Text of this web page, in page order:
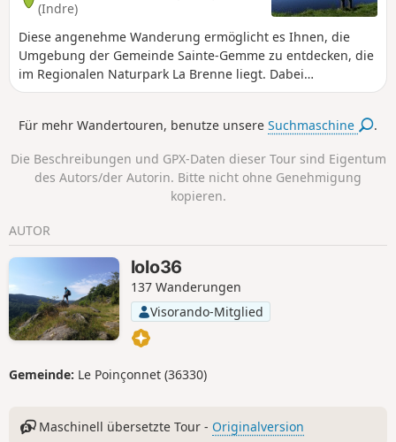
(Indre)
Diese angenehme Wanderung ermöglicht es Ihnen, die
Umgebung der Gemeinde Sainte-Gemme zu entdecken, die
im Regionalen Naturpark La Brenne liegt. Dabei
durchqueren Sie verschiedene Landschaften: Felder und
Für mehr Wandertouren, benutze unsereSuchmaschine .
Die Beschreibungen und GPX-Daten dieser Tour sind Eigentum
des Autors/der Autorin. Bitte nicht ohne Genehmigung
kopieren.
AUTOR
lolo36
137 Wanderungen
Visorando-Mitglied
Gemeinde: Le Poinçonnet (36330)
Maschinell übersetzte Tour - Originalversion